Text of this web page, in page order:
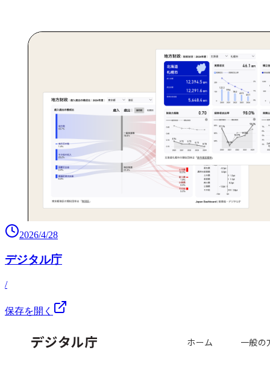
2026/4/28
デジタル庁
/
保存を開く